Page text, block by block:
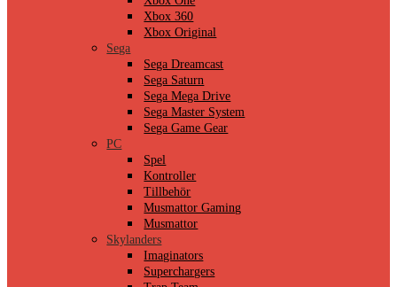
Xbox 360
Xbox Original
Sega
Sega Dreamcast
Sega Saturn
Sega Mega Drive
Sega Master System
Sega Game Gear
PC
Spel
Kontroller
Tillbehör
Musmattor Gaming
Musmattor
Skylanders
Imaginators
Superchargers